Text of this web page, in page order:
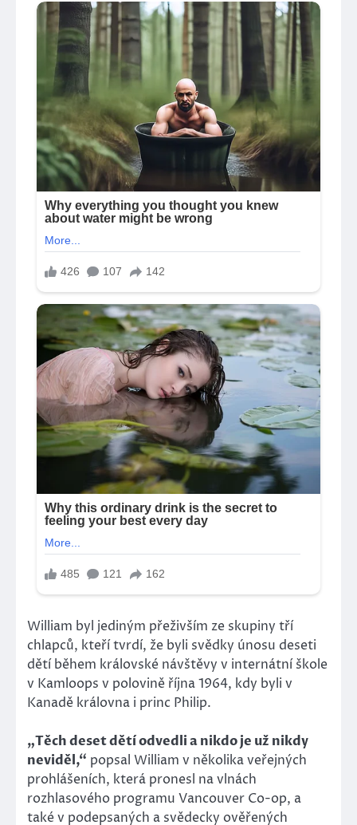
William byl jediným přeživším ze skupiny tří
chlapců, kteří tvrdí, že byli svědky únosu deseti
dětí během královské návštěvy v internátní škole
v Kamloops v polovině října 1964, kdy byli v
Kanadě královna i princ Philip.
„Těch deset dětí odvedli a nikdo je už nikdy
neviděl,“ popsal William v několika veřejných
prohlášeních, která pronesl na vlnách
rozhlasového programu Vancouver Co-op, a
také v podepsaných a svědecky ověřených